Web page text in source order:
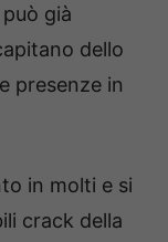
già
dello
presenze in
in molti e si
crack della